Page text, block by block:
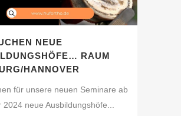
NEUE
RAUM
HANNOVER
für unsere neuen Seminare ab
2024 neue Ausbildungshöfe...